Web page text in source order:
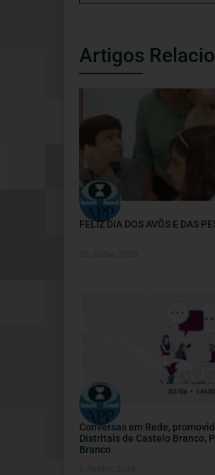
Artigos
FELIZ DIA DOS AVÕS E DAS
Conversas em Rede,
Distritais de Castelo Branco,
Branco